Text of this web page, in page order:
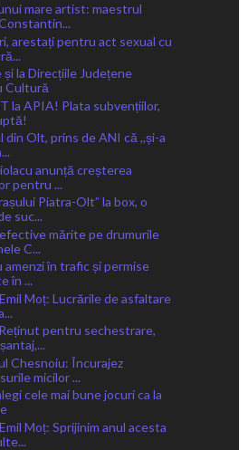
mare artist: maestrul
arestați pentru act sexual cu
la Direcțiile Județene
Cultură
la APIA! Plata subvențiilor,
din Olt, prins de ANI că ,,și-a
anunță creșterea
pentru ...
Piatra-Olt” la box, o
suc...
efective mărite pe drumurile
C...
amenzi în trafic și permise
în ...
Moț: Lucrările de asfaltare
pentru sechestrare,
Chesnoiu: Încurajez
micilor ...
cele mai bune jocuri ca la
Moț: Sprijinim anul acesta